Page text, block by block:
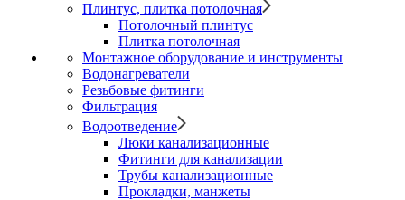
Плинтус, плитка потолочная
Потолочный плинтус
Плитка потолочная
Монтажное оборудование и инструменты
Водонагреватели
Резьбовые фитинги
Фильтрация
Водоотведение
Люки канализационные
Фитинги для канализации
Трубы канализационные
Прокладки, манжеты